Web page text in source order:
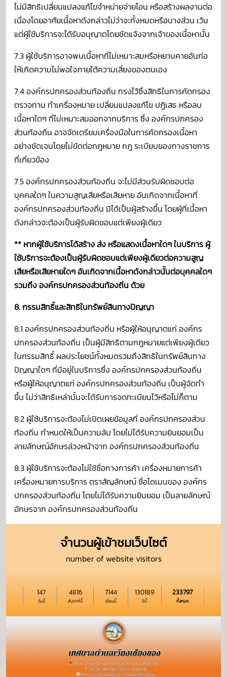
ไม่มีสิทธิเปลี่ยนแปลงแก้ไขจำหน่ายจ่ายโอน หรือสร้างผลงานต่อ
เนื่องโดยอาศัยเนื้อหาดังกล่าวไม่ว่าจะทั้งหมดหรือบางส่วน เว้น
แต่ผู้ใช้บริการจะได้รับอนุญาตโดยชัดแจ้งจากเจ้าของเนื้อหานั้น
7.3 ผู้ใช้บริการอาจพบเนื้อหาที่ไม่เหมาะสมหรือหยาบคายอันก่อ
ให้เกิดความไม่พอใจภายใต้ความเสี่ยงของตนเอง
7.4 องค์กรปกครองส่วนท้องถิ่น ทรงไว้ซึ่งสิทธิในการคัดกรอง
ตรวจทาน ทำเครื่องหมาย เปลี่ยนแปลงแก้ไข ปฏิเสธ หรือลบ
เนื้อหาใดๆ ที่ไม่เหมาะสมออกจากบริการ ซึ่ง องค์กรปกครอง
ส่วนท้องถิ่น อาจจัดเตรียมเครื่องมือในการคัดกรองเนื้อหา
อย่างชัดเจนโดยไม่ขัดต่อกฎหมาย กฎ ระเบียบของทางราชการ
ที่เกี่ยวข้อง
7.5 องค์กรปกครองส่วนท้องถิ่น จะไม่มีส่วนรับผิดชอบต่อ
บุคคลใดๆ ในความสูญเสียหรือเสียหาย อันเกิดจากเนื้อหาที่
องค์กรปกครองส่วนท้องถิ่น มิได้เป็นผู้สร้างขึ้น โดยผู้ที่เนื้อหา
ดังกล่าวจะต้องเป็นผู้รับผิดชอบแต่เพียงผู้เดียว
** หากผู้ใช้บริการได้สร้าง ส่ง หรือแสดงเนื้อหาใดๆ ในบริการ ผู้
ใช้บริการจะต้องเป็นผู้รับผิดชอบแต่เพียงผู้เดียวต่อความสูญ
เสียหรือเสียหายใดๆ อันเกิดจากเนื้อหาดังกล่าวนั้นต่อบุคคลใดๆ
รวมถึง องค์กรปกครองส่วนท้องถิ่น ด้วย
8. กรรมสิทธิ์และสิทธิในทรัพย์สินทางปัญญา
8.1 องค์กรปกครองส่วนท้องถิ่น หรือผู้ให้อนุญาตแก่ องค์กร
ปกครองส่วนท้องถิ่น เป็นผู้มีสิทธิตามกฎหมายแต่เพียงผู้เดียว
ในกรรมสิทธิ์ ผลประโยชน์ทั้งหมดรวมถึงสิทธิในทรัพย์สินทาง
ปัญญาใดๆ ที่มีอยู่ในบริการซึ่ง องค์กรปกครองส่วนท้องถิ่น
หรือผู้ให้อนุญาตแก่ องค์กรปกครองส่วนท้องถิ่น เป็นผู้จัดทำ
ขึ้น ไม่ว่าสิทธิเหล่านั้นจะได้รับการจดทะเบียนไว้หรือไม่ก็ตาม
8.2 ผู้ใช้บริการจะต้องไม่เปิดเผยข้อมูลที่ องค์กรปกครองส่วน
ท้องถิ่น กำหนดให้เป็นความลับ โดยไม่ได้รับความยินยอมเป็น
ลายลักษณ์อักษรล่วงหน้าจาก องค์กรปกครองส่วนท้องถิ่น
8.3 ผู้ใช้บริการจะต้องไม่ใช้ชื่อทางการค้า เครื่องหมายการค้า
เครื่องหมายการบริการ ตราสัญลักษณ์ ชื่อโดเมนของ องค์กร
ปกครองส่วนท้องถิ่น โดยไม่ได้รับความยินยอม เป็นลายลักษณ์
อักษรจาก องค์กรปกครองส่วนท้องถิ่น
จำนวนผู้เข้าชมเว็บไซต์
number of website visitors
วันนี้
147
สัปดาห์นี้
4816
เดือนนี้
7144
ปีนี้
130189
ทั้งหมด
233797